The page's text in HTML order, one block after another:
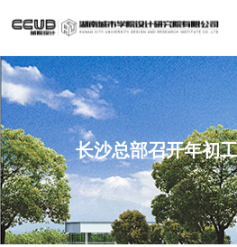
长沙总部召开年初